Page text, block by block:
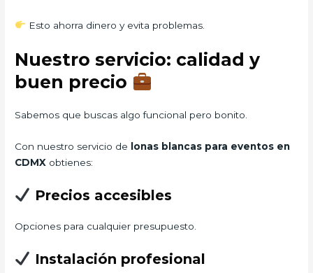
Esto ahorra dinero y evita problemas.
Nuestro servicio: calidad y
buen precio
Sabemos que buscas algo funcional pero bonito.
Con nuestro servicio de
lonas blancas para eventos en
CDMX obtienes:
Precios accesibles
Opciones para cualquier presupuesto.
Instalación profesional